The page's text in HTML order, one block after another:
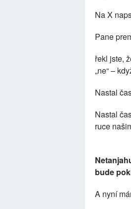
Na X
Pane
řekl jste,
„ne“ –
Nastal
Nastal
ruce
bude
A nyní